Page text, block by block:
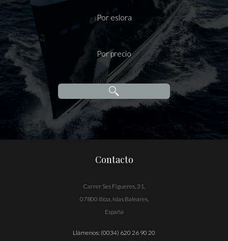
Por eslora
Por precio
Contacto
Carrer Ses Figueres, 31,
07800 Ibiza, Islas Baleares,
España
Llámenos: (0034) 620 26 90 20